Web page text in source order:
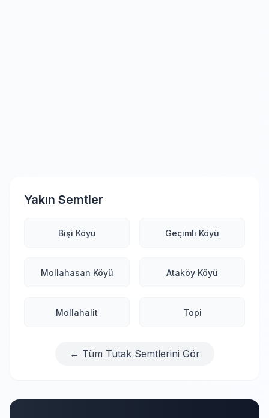
Yakın Semtler
Bişi Köyü Geçimli Köyü
Mollahasan Köyü Ataköy Köyü
Mollahalit Topi
← Tüm Tutak Semtlerini Gör